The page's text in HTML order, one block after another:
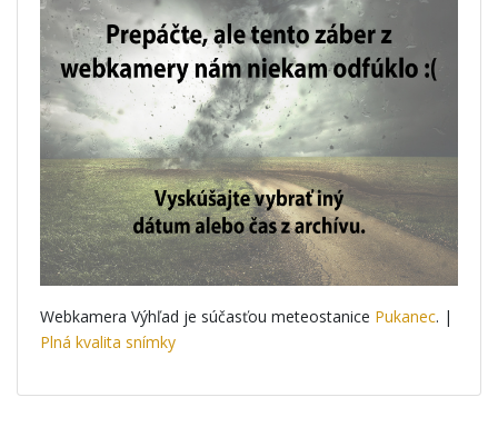
Webkamera Výhľad je súčasťou meteostanice Pukanec. |
Plná kvalita snímky